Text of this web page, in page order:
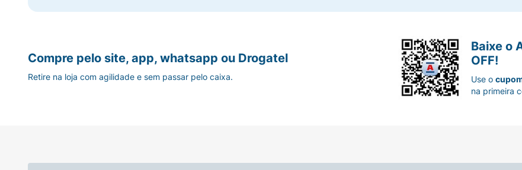
Compre pelo site, app, whatsapp ou Drogatel
Retire na loja com agilidade e sem passar pelo caixa.
Baixe o
OFF!
Use o
na primeira